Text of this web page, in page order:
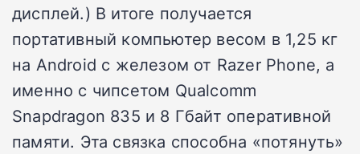
дисплей.) В итоге получается
портативный компьютер весом в 1,25 кг
на Android с железом от Razer Phone, а
именно с чипсетом Qualcomm
Snapdragon 835 и 8 Гбайт оперативной
памяти. Эта связка способна «потянуть»